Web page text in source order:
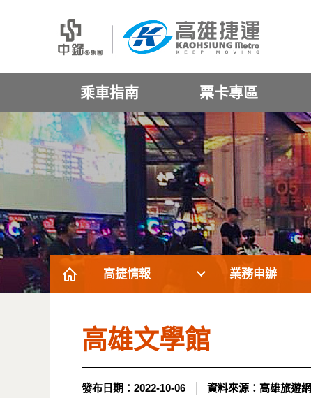
乘車指南 票卡專區
高捷情報 業務申辦
高雄文學館
發布日期： 2022-10-06 資料來源： 高雄旅遊網